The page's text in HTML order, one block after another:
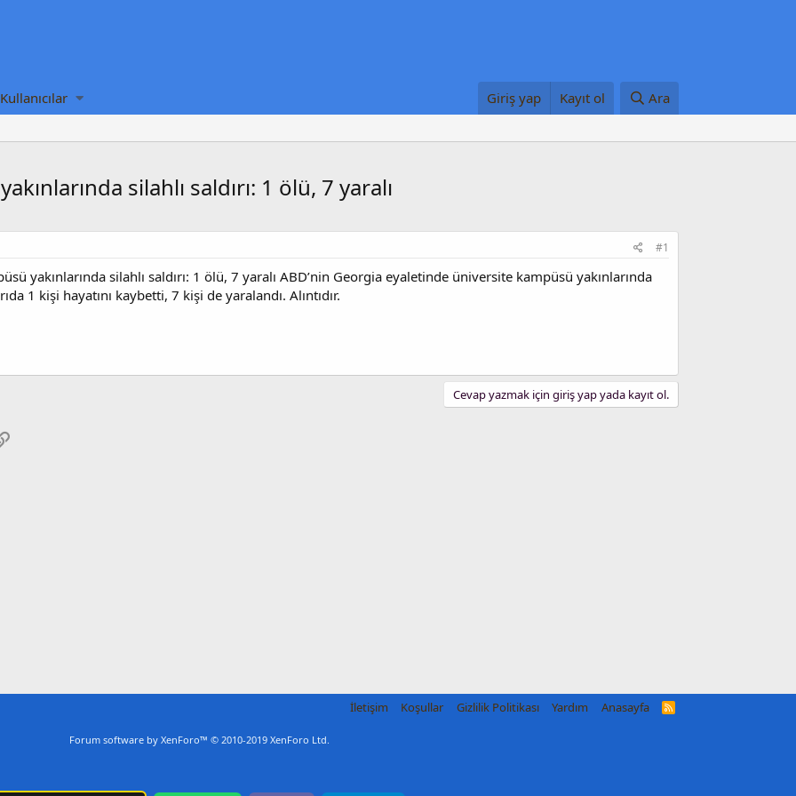
Kullanıcılar Giriş yap Kayıt ol Ara
silahlı saldırı: 1 ölü, 7 yaralı
#1
yakınlarında silahlı saldırı: 1 ölü, 7 yaralı ABD’nin Georgia eyaletinde üniversite kampüsü yakınlarında
1 kişi hayatını kaybetti, 7 kişi de yaralandı. Alıntıdır.
Cevap yazmak için giriş yap yada kayıt ol.
Link
İletişim Koşullar Gizlilik Politikası Yardım Anasayfa
R
Forum software by XenForo™ © 2010-2019 XenForo Ltd.